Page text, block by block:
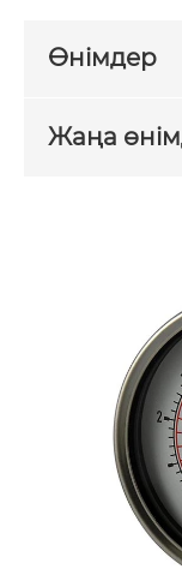
Өнімдер
Жаңа